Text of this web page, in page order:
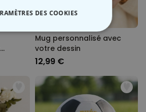
Mug personnalisé avec
votre dessin
12,99 €
DES COOKIES
NÉCESSAIRE
CLASSÉ